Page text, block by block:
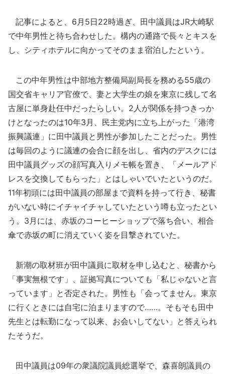
記事によると、6月5日22時過ぎ、田中議員はJR大崎駅
で中年男性と待ち合わせした。構内の通路で長々とキスを
し、シティホテルに向かってそのまま宿泊したという。
この中年男性は中部地方整備局副局長を務める55歳の
国交省キャリア官僚で、妻と大学生の娘を東京に残して名
古屋に単身赴任中だったらしい。2人が関係を持つきっか
けとなったのは10年3月、民主党内に立ち上がった「港湾
振興議連」に田中議員と男性が参加したことだった。男性
は毎回のように議連の会合に顔を出し、省内のデスクには
田中議員グッズの顔写真入りメモ帳を置き、「メールアド
レスを交換してもらった」とはしゃいでいたというのだ。
11年初頭には田中議員の部屋まで資料を持って行き、秘書
がいない時にイチャイチャしていたという噂も立ったとい
う。3月には、赤坂のコーヒーショップで落ち合い、相合
傘で赤坂の町に消えていく姿を目撃されていた。
新潮の取材班が田中議員に取材を申し込むと、秘書から
「事実無根です」、証拠写真についても「私じゃないと言
っています」と否定された。男性も「会ってません。東京
に行くときには自宅に泊まりますので……。そもそも田中
先生とは転勤になって以来、お会いしてない」と答えられ
たそうだ。
田中議員は09年の衆議院議員総選挙で、森喜朗議員の